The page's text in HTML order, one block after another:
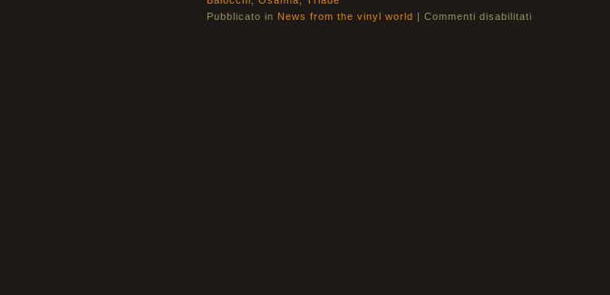
Pubblicato in News from the vinyl world | Commenti disabilitati